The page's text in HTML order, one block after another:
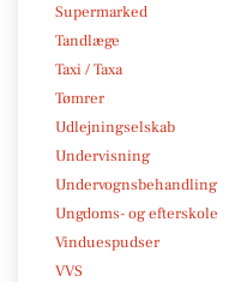
Supermarked
Tandlæge
Taxi / Taxa
Tømrer
Udlejningselskab
Undervisning
Undervognsbehandling
Ungdoms- og efterskole
Vinduespudser
VVS